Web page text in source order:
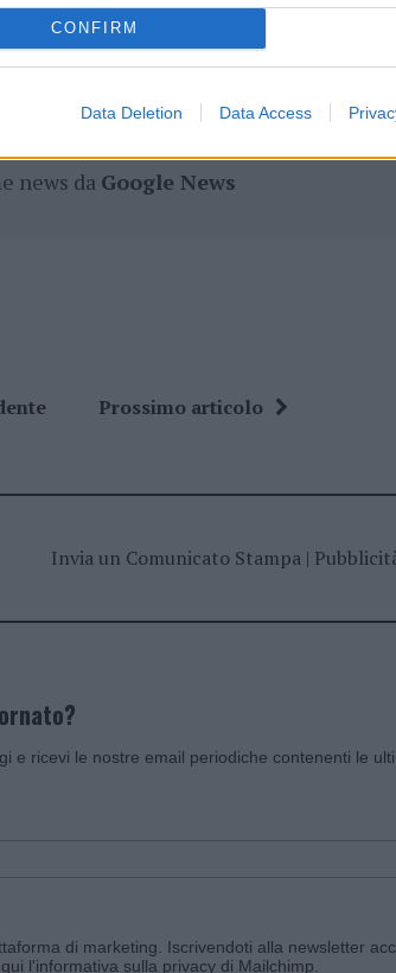
CONFIRM
Data Deletion Data Access
i tuoi video e le tue foto
+39 345 356 7512
news da Google News
Prossimo articolo
Invia un Comunicato Stampa|
e ricevi le nostre email periodiche contenenti le
di marketing. Iscrivendoti alla newsletter
l'informativa sulla privacy di Mailchimp